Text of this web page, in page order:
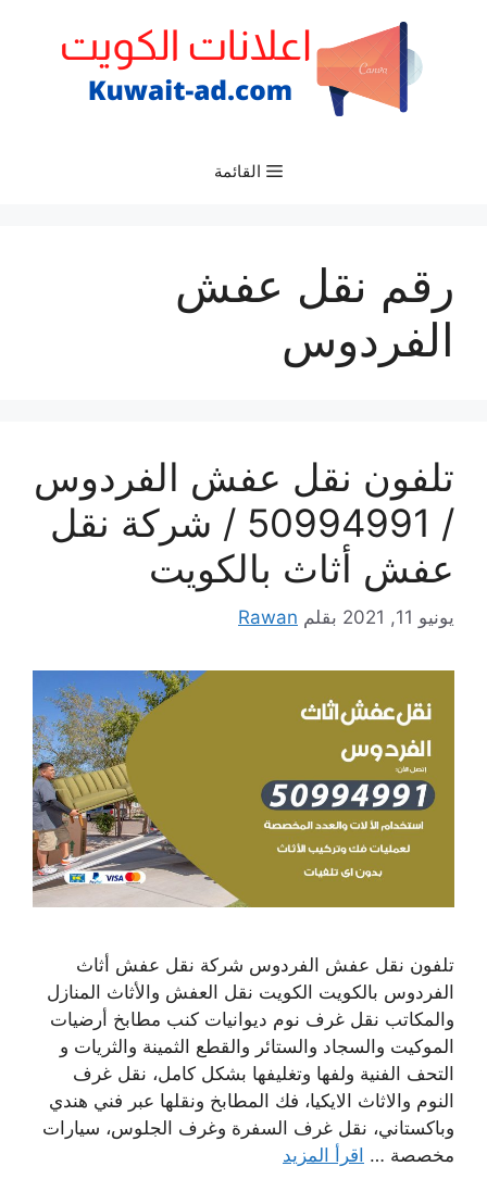
القائمة
رقم نقل عفش
الفردوس
تلفون نقل عفش الفردوس
/ 50994991 / شركة نقل
عفش أثاث بالكويت
يونيو 11, 2021 بقلم Rawan
تلفون نقل عفش الفردوس شركة نقل عفش أثاث
الفردوس بالكويت الكويت نقل العفش والأثاث المنازل
والمكاتب نقل غرف نوم ديوانيات كنب مطابخ أرضيات
الموكيت والسجاد والستائر والقطع الثمينة والثريات و
التحف الفنية ولفها وتغليفها بشكل كامل، نقل غرف
النوم والاثاث الايكيا، فك المطابخ ونقلها عبر فني هندي
وباكستاني، نقل غرف السفرة وغرف الجلوس، سيارات
مخصصة … اقرأ المزيد